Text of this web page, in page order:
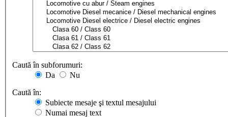
Caută în subforumuri:
Da
Nu
Caută în:
Subiecte mesaje şi textul mesajului
Numai mesaj text